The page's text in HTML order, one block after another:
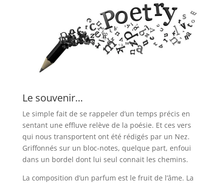
Le souvenir…
Le simple fait de se rappeler d’un temps précis en
sentant une effluve relève de la poésie. Et ces vers
qui nous transportent ont été rédigés par un Nez.
Griffonnés sur un bloc-notes, quelque part, enfoui
dans un bordel dont lui seul connait les chemins.
La composition d’un parfum est le fruit de l’âme. La